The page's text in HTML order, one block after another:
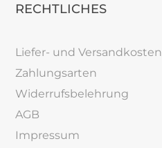
RECHTLICHES
Liefer- und Versandkosten
Zahlungsarten
Widerrufsbelehrung
AGB
Impressum